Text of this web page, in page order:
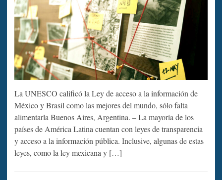
La UNESCO calificó la Ley de acceso a la información de
México y Brasil como las mejores del mundo, sólo falta
alimentarla Buenos Aires, Argentina. – La mayoría de los
países de América Latina cuentan con leyes de transparencia
y acceso a la información pública. Inclusive, algunas de estas
leyes, como la ley mexicana y […]